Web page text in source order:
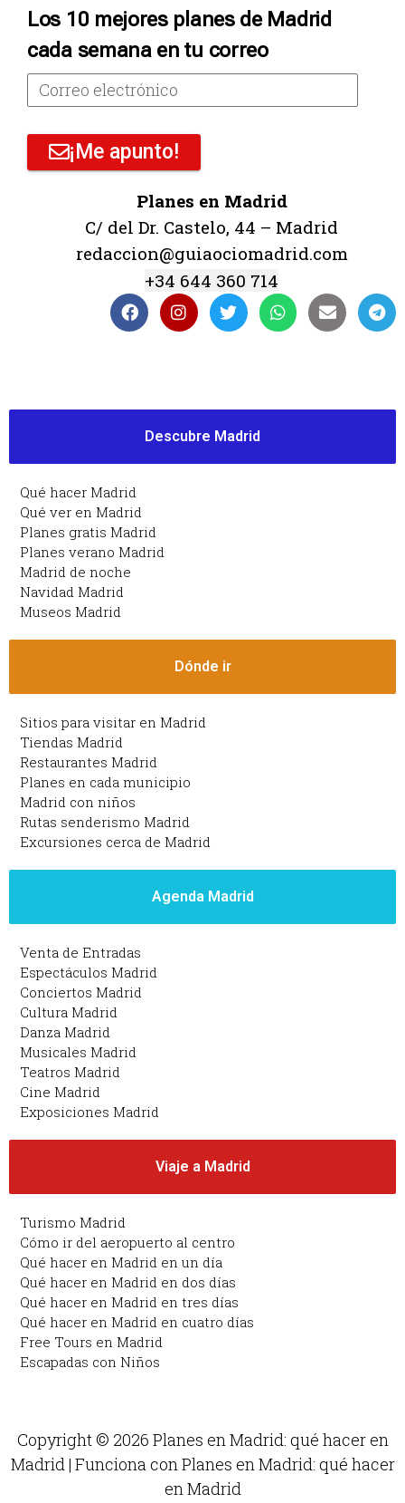
Los 10 mejores planes de Madrid
cada semana en tu correo
¡Me apunto!
Planes en Madrid
C/ del Dr. Castelo, 44 – Madrid
redaccion@guiaociomadrid.com
+34 644 360 714
Descubre Madrid
Qué hacer Madrid
Qué ver en Madrid
Planes gratis Madrid
Planes verano Madrid
Madrid de noche
Navidad Madrid
Museos Madrid
Dónde ir
Sitios para visitar en Madrid
Tiendas Madrid
Restaurantes Madrid
Planes en cada municipio
Madrid con niños
Rutas senderismo Madrid
Excursiones cerca de Madrid
Agenda Madrid
Venta de Entradas
Espectáculos Madrid
Conciertos Madrid
Cultura Madrid
Danza Madrid
Musicales Madrid
Teatros Madrid
Cine Madrid
Exposiciones Madrid
Viaje a Madrid
Turismo Madrid
Cómo ir del aeropuerto al centro
Qué hacer en Madrid en un día
Qué hacer en Madrid en dos días
Qué hacer en Madrid en tres días
Qué hacer en Madrid en cuatro días
Free Tours en Madrid
Escapadas con Niños
Copyright © 2026 Planes en Madrid: qué hacer en
Madrid | Funciona con Planes en Madrid: qué hacer
en Madrid